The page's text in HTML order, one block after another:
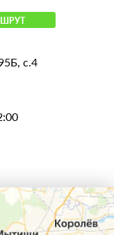
с.4